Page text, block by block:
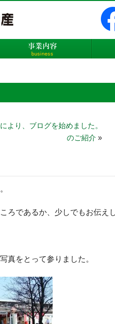
により、ブログを始めました
のご紹介 »
ろであるか、少しでもお伝え
真をとって参りました。